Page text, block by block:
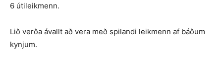
6 útileikmenn.
Lið verða ávallt að vera með spilandi leikmenn af báðum
kynjum.